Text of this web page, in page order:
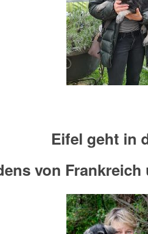
Eifel geht in
von